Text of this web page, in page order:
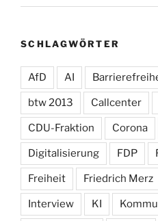
SCHLAGWÖRTER
AfD AI
btw 2013 Callcenter
CDU-Fraktion Corona
Digitalisierung FDP
Freiheit Friedrich Merz
Interview KI